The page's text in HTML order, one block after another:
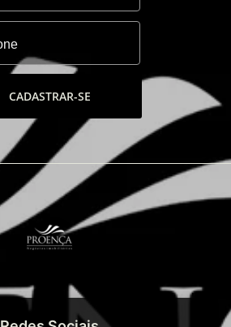
CADASTRAR-SE